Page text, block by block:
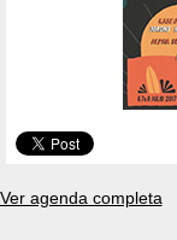
Ver agenda completa